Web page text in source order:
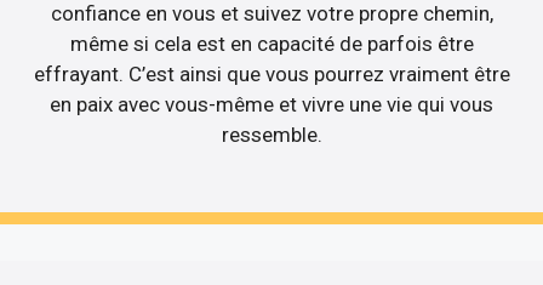
confiance en vous et suivez votre propre chemin,
même si cela est en capacité de parfois être
effrayant. C’est ainsi que vous pourrez vraiment être
en paix avec vous-même et vivre une vie qui vous
ressemble.